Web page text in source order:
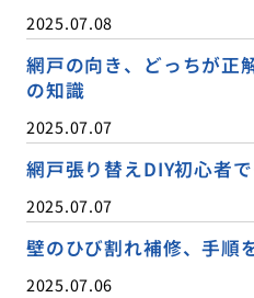
2025.07.08
網戸の向き、どっちが正
の知識
2025.07.07
網戸張り替えDIY初心者で
2025.07.07
壁のひび割れ補修、手順
2025.07.06